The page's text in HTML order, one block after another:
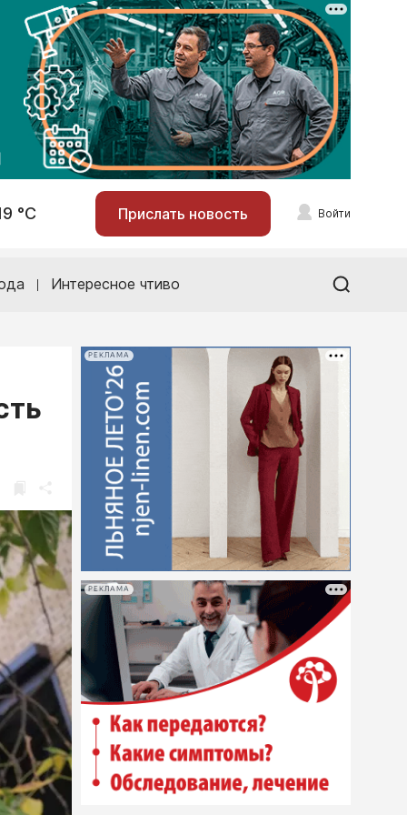
°С Прислать новость Войти
Интересное чтиво
РЕКЛАМА
РЕКЛАМА